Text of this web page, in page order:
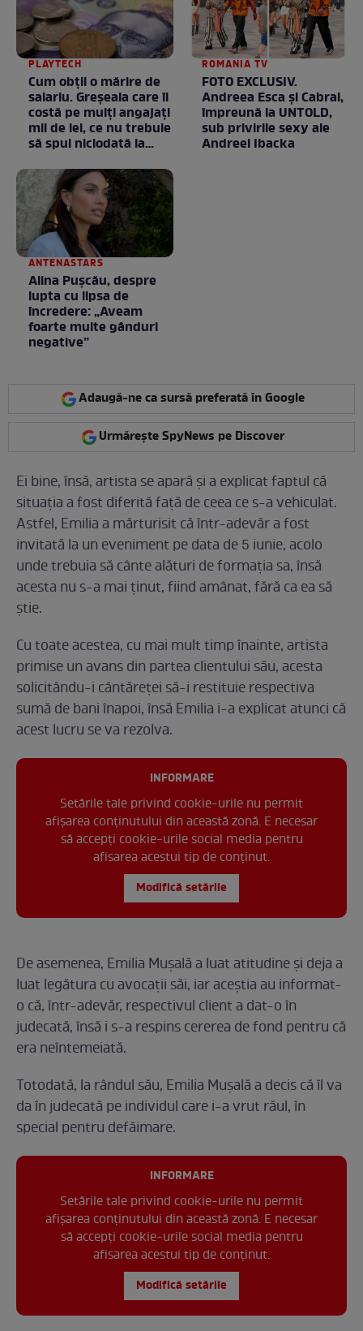
PLAYTECH
Cum obții o mărire de
salariu. Greșeala care îi
costă pe mulți angajați
mii de lei, ce nu trebuie
să spui niciodată la
ROMANIA TV
FOTO EXCLUSIV.
Andreea Esca şi Cabral,
împreună la UNTOLD,
sub privirile sexy ale
Andreei Ibacka
ANTENASTARS
Alina Pușcău, despre
lupta cu lipsa de
încredere: „Aveam
foarte multe gânduri
negative”
Adaugă-ne ca sursă preferată în Google
Urmărește SpyNews pe Discover
Ei bine, însă, artista se apară și a explicat faptul că
situația a fost diferită față de ceea ce s-a vehiculat.
Astfel, Emilia a mărturisit că într-adevăr a fost
invitată la un eveniment pe data de 5 iunie, acolo
unde trebuia să cânte alături de formația sa, însă
acesta nu s-a mai ținut, fiind amânat, fără ca ea să
știe.
Cu toate acestea, cu mai mult timp înainte, artista
primise un avans din partea clientului său, acesta
solicitându-i cântăreței să-i restituie respectiva
sumă de bani înapoi, însă Emilia i-a explicat atunci că
acest lucru se va rezolva.
INFORMARE
Setările tale privind cookie-urile nu permit
afișarea conținutului din această zonă. E necesar
să accepți cookie-urile social media pentru
afisarea acestui tip de conținut.
Modifică setările
De asemenea, Emilia Mușală a luat atitudine și deja a
luat legătura cu avocații săi, iar aceștia au informat-
o că, într-adevăr, respectivul client a dat-o în
judecată, însă i s-a respins cererea de fond pentru că
era neîntemeiată.
Totodată, la rândul său, Emilia Mușală a decis că îl va
da în judecată pe individul care i-a vrut răul, în
special pentru defăimare.
INFORMARE
Setările tale privind cookie-urile nu permit
afișarea conținutului din această zonă. E necesar
să accepți cookie-urile social media pentru
afisarea acestui tip de conținut.
Modifică setările